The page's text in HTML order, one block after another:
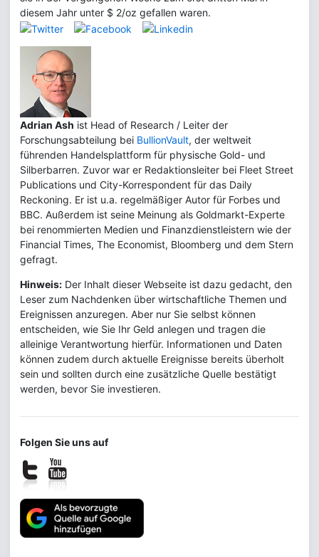
diesem Jahr unter $ 2/oz gefallen waren.
Adrian Ash ist Head of Research / Leiter der
Forschungsabteilung bei BullionVault, der weltweit
führenden Handelsplattform für physische Gold- und
Silberbarren. Zuvor war er Redaktionsleiter bei Fleet Street
Publications und City-Korrespondent für das Daily
Reckoning. Er ist u.a. regelmäßiger Autor für Forbes und
BBC. Außerdem ist seine Meinung als Goldmarkt-Experte
bei renommierten Medien und Finanzdienstleistern wie der
Financial Times, The Economist, Bloomberg und dem Stern
gefragt.
Hinweis: Der Inhalt dieser Webseite ist dazu gedacht, den
Leser zum Nachdenken über wirtschaftliche Themen und
Ereignissen anzuregen. Aber nur Sie selbst können
entscheiden, wie Sie Ihr Geld anlegen und tragen die
alleinige Verantwortung hierfür. Informationen und Daten
können zudem durch aktuelle Ereignisse bereits überholt
sein und sollten durch eine zusätzliche Quelle bestätigt
werden, bevor Sie investieren.
Folgen Sie uns auf